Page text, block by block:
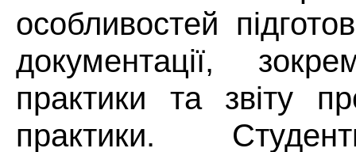
особливостей
документації,
практики та звіту
практики.